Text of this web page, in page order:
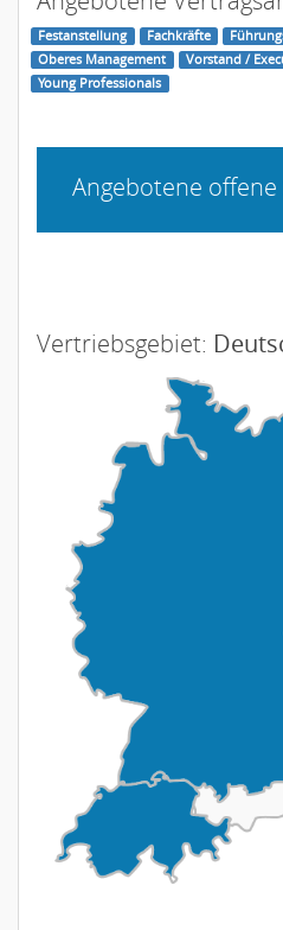
Festanstellung Fachkräfte
Oberes Management
Vorstand /
Young Professionals
Angebotene offene
Vertriebsgebiet: